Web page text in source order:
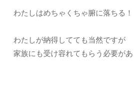
わたしはめちゃくちゃ腑に落ちる！
わたしが納得してても当然ですが
家族にも受け容れてもらう必要があ